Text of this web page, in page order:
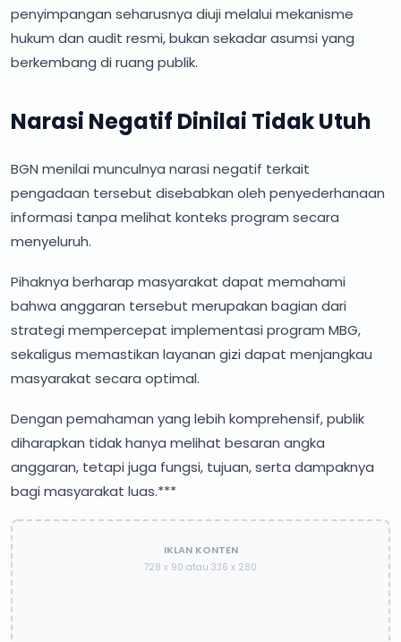
penyimpangan seharusnya diuji melalui mekanisme
hukum dan audit resmi, bukan sekadar asumsi yang
berkembang di ruang publik.
Narasi Negatif Dinilai Tidak Utuh
BGN menilai munculnya narasi negatif terkait
pengadaan tersebut disebabkan oleh penyederhanaan
informasi tanpa melihat konteks program secara
menyeluruh.
Pihaknya berharap masyarakat dapat memahami
bahwa anggaran tersebut merupakan bagian dari
strategi mempercepat implementasi program MBG,
sekaligus memastikan layanan gizi dapat menjangkau
masyarakat secara optimal.
Dengan pemahaman yang lebih komprehensif, publik
diharapkan tidak hanya melihat besaran angka
anggaran, tetapi juga fungsi, tujuan, serta dampaknya
bagi masyarakat luas.***
IKLAN KONTEN
728 x 90 atau 336 x 280